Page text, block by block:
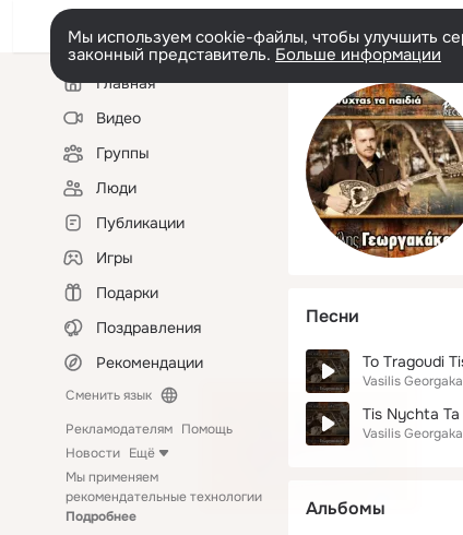
Мы используем cookie-файлы, чтобы улучшить
законный представитель. Больше информации
Левая
колонкаГлавная
Видео
Группы
Люди
Публикации
Игры
Подарки
Поздравления
Рекомендации
Сменить язык
Рекламодателям Помощь
Новости Ещё
Мы применяем
рекомендательные технологии
Подробнее
Песни
To Tragoudi
Vasilis
Tis Nychta Ta
Vasilis
Альбомы